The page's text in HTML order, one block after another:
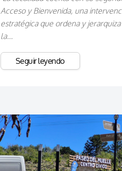
Acceso y Bienvenida, una
estratégica que ordena y
la...
Seguir leyendo